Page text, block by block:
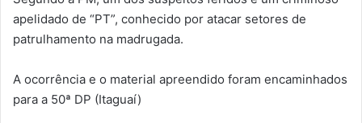
apelidado de “PT”, conhecido por atacar setores de
patrulhamento na madrugada.
A ocorrência e o material apreendido foram encaminhados
para a 50ª DP (Itaguaí)